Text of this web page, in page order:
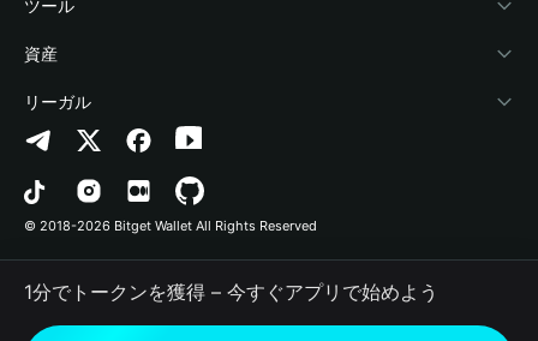
暗号資産ニュース
Help Center
お問い合わせ
ブランドリソース
キャリア
Payfi Crypto
Crypto Swap API
Altcoin Season Index
Prediction Markets
DApp
RWA
ウォレットを接続
Bitget Wallet Pay
プロジェクトを掲載
保護基金
セキュリティ技術
ツール
暗号資産を購入
認証検出
コントラクト検出
一括送金
資産
Arbitrum
Avalanche
Bitcoin
Polygon
リーガル
プライバシーポリシー
利用規約
© 2018-2026 Bitget Wallet All Rights Reserved
1分でトークンを獲得 – 今すぐアプリで始めよう